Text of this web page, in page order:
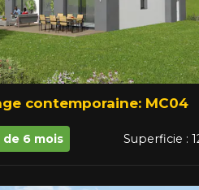
contemporaine: MC04
de 6 mois Superficie :